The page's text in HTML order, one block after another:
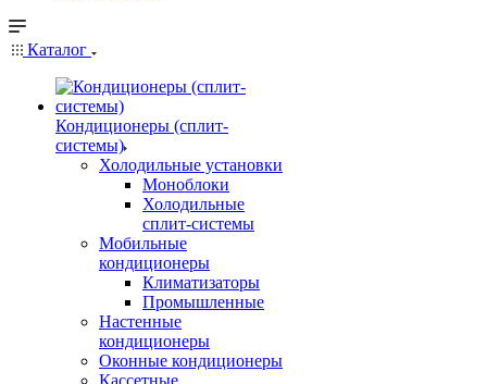
Каталог
Кондиционеры (сплит-
системы)
Холодильные установки
Моноблоки
Холодильные
сплит-системы
Мобильные
кондиционеры
Климатизаторы
Промышленные
Настенные
кондиционеры
Оконные кондиционеры
Кассетные